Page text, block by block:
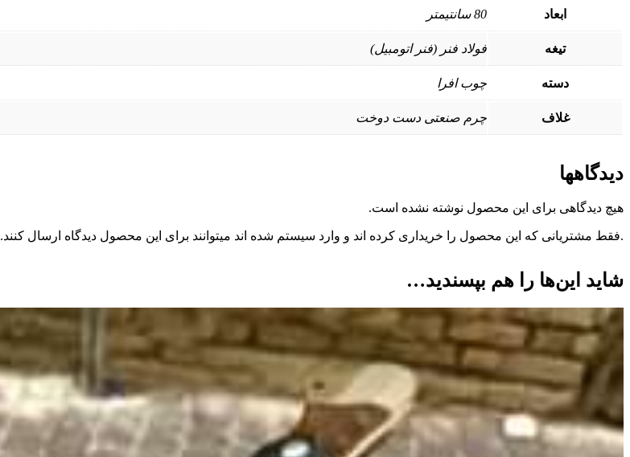
ابعاد 80 سانتیمتر
تیغه فولاد فنر (فنر اتومبیل)
دسته چوب افرا
غلاف چرم صنعتی دست دوخت
دیدگاهها
هیچ دیدگاهی برای این محصول نوشته نشده است.
.فقط مشتریانی که این محصول را خریداری کرده اند و وارد سیستم شده اند میتوانند برای این محصول دیدگاه ارسال کنند.
شاید این‌ها را هم بپسندید…